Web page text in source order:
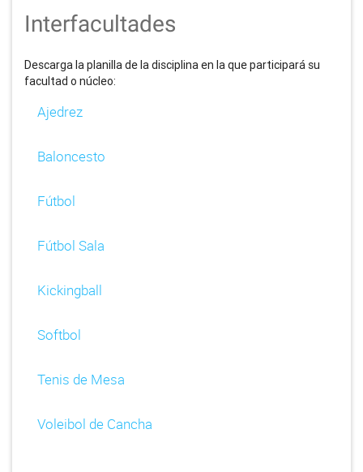
Interfacultades
Descarga la planilla de la disciplina en la que participará su
facultad o núcleo:
Ajedrez
Baloncesto
Fútbol
Fútbol Sala
Kickingball
Softbol
Tenis de Mesa
Voleibol de Cancha